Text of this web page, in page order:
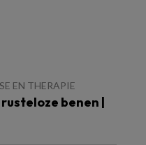
EN THERAPIE
benen |